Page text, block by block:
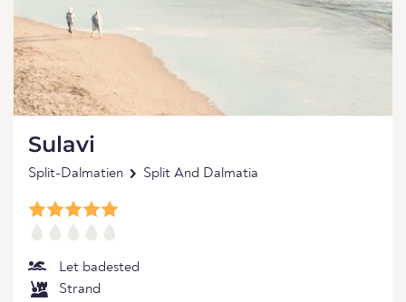
Sulavi
Split-Dalmatien Split And Dalmatia
Let badested
Strand